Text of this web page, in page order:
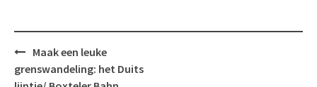
Bericht
navigatie
Maak een leuke
grenswandeling: het Duits